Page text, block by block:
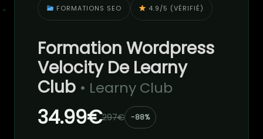
FORMATIONS SEO 4.9/5 (VÉRIFIÉ)
Formation Wordpress
Velocity De Learny
Club • Learny Club
34.99€297€ -88%